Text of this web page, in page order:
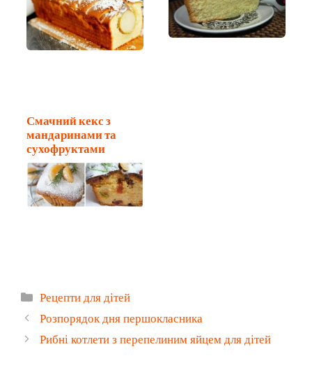
Смачний кекс з
мандаринами та
сухофруктами
Категорії
Рецепти для дітей
Розпорядок дня першокласника
Рибні котлети з перепелиним яйцем для дітей